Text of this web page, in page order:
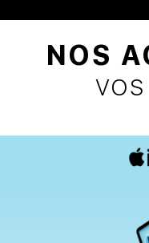
NOS